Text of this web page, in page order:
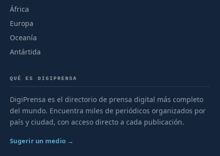
África
Europa
Oceanía
Antártida
QUÉ ES DIGIPRENSA
DigiPrensa es el directorio de prensa digital más completo
del mundo. Encuentra miles de periódicos organizados por
país y ciudad, con acceso directo a cada publicación.
Sugerir un medio →